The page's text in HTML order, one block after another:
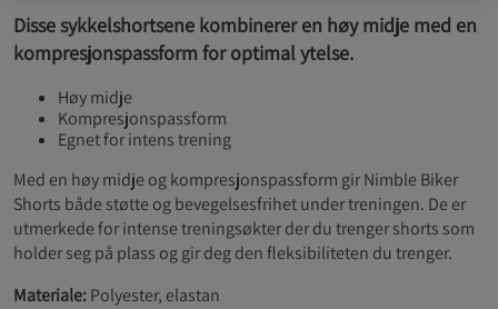
Disse sykkelshortsene kombinerer en høy midje med en
kompresjonspassform for optimal ytelse.
Høy midje
Kompresjonspassform
Egnet for intens trening
Med en høy midje og kompresjonspassform gir Nimble Biker
Shorts både støtte og bevegelsesfrihet under treningen. De er
utmerkede for intense treningsøkter der du trenger shorts som
holder seg på plass og gir deg den fleksibiliteten du trenger.
Materiale:Polyester, elastan